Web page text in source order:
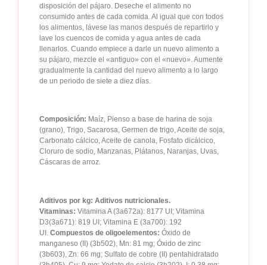
disposición del pájaro. Deseche el alimento no
consumido antes de cada comida. Al igual que con todos
los alimentos, lávese las manos después de repartirlo y
lave los cuencos de comida y agua antes de cada
llenarlos. Cuando empiece a darle un nuevo alimento a
su pájaro, mezcle el «antiguo» con el «nuevo». Aumente
gradualmente la cantidad del nuevo alimento a lo largo
de un periodo de siete a diez días.
Composición: Maíz, Pienso a base de harina de soja
(grano), Trigo, Sacarosa, Germen de trigo, Aceite de soja,
Carbonato cálcico, Aceite de canola, Fosfato dicálcico,
Cloruro de sodio, Manzanas, Plátanos, Naranjas, Uvas,
Cáscaras de arroz.
Aditivos por kg: Aditivos nutricionales.
Vitaminas: Vitamina A (3a672a): 8177 UI; Vitamina
D3(3a671): 819 UI; Vitamina E (3a700): 192
UI. Compuestos de oligoelementos: Óxido de
manganeso (II) (3b502), Mn: 81 mg; Óxido de zinc
(3b603), Zn: 66 mg; Sulfato de cobre (II) pentahidratado